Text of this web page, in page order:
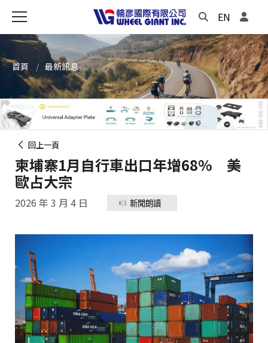
EN
首頁 最新訊息
回上一頁
柬埔寨1月自行車出口年增68% 美
歐占大宗
2026 年 3 月 4 日 新聞朗讀